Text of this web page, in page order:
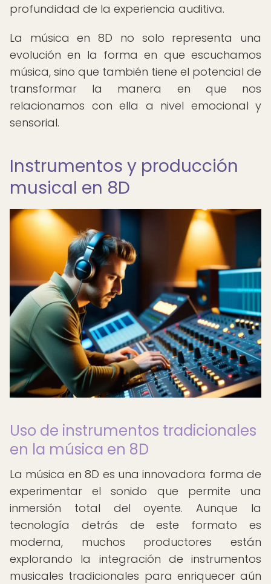
profundidad de la experiencia auditiva.
La música en 8D no solo representa una
evolución en la forma en que escuchamos
música, sino que también tiene el potencial de
transformar la manera en que nos
relacionamos con ella a nivel emocional y
sensorial.
Instrumentos y producción
musical en 8D
Uso de instrumentos tradicionales
en la música en 8D
La música en 8D es una innovadora forma de
experimentar el sonido que permite una
inmersión total del oyente. Aunque la
tecnología detrás de este formato es
moderna, muchos productores están
explorando la integración de instrumentos
musicales tradicionales para enriquecer aún